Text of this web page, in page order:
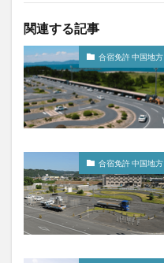
関連する記事
合宿免許 中国地方
合宿免許 中国地方